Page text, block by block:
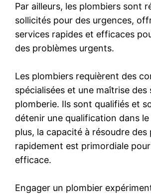
Par ailleurs, les plombiers sont
sollicités pour des urgences,
services rapides et efficaces
des problèmes urgents.
Les plombiers requièrent des
spécialisées et une maîtrise des
plomberie. Ils sont qualifiés et
détenir une qualification dans
plus, la capacité à résoudre des
rapidement est primordiale
efficace.
Engager un plombier